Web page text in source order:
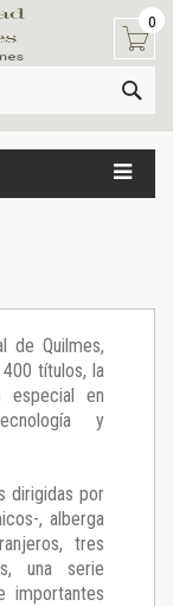
0
de Quilmes,
títulos, la
especial en
y
dirigidas por
, alberga
tres
una serie
importantes